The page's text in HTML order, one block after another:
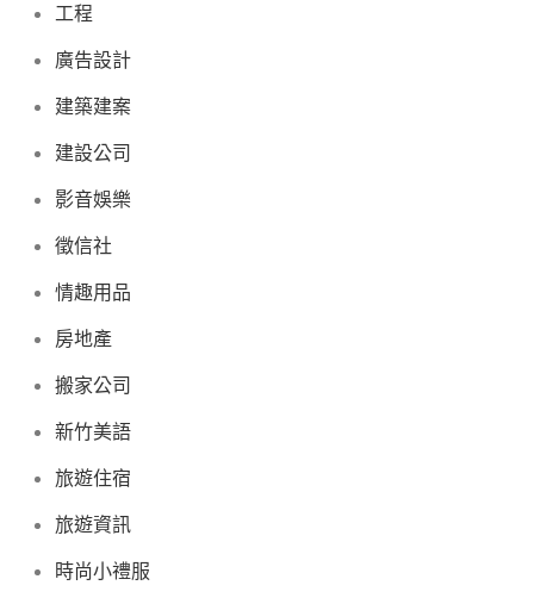
工程
廣告設計
建築建案
建設公司
影音娛樂
徵信社
情趣用品
房地產
搬家公司
新竹美語
旅遊住宿
旅遊資訊
時尚小禮服